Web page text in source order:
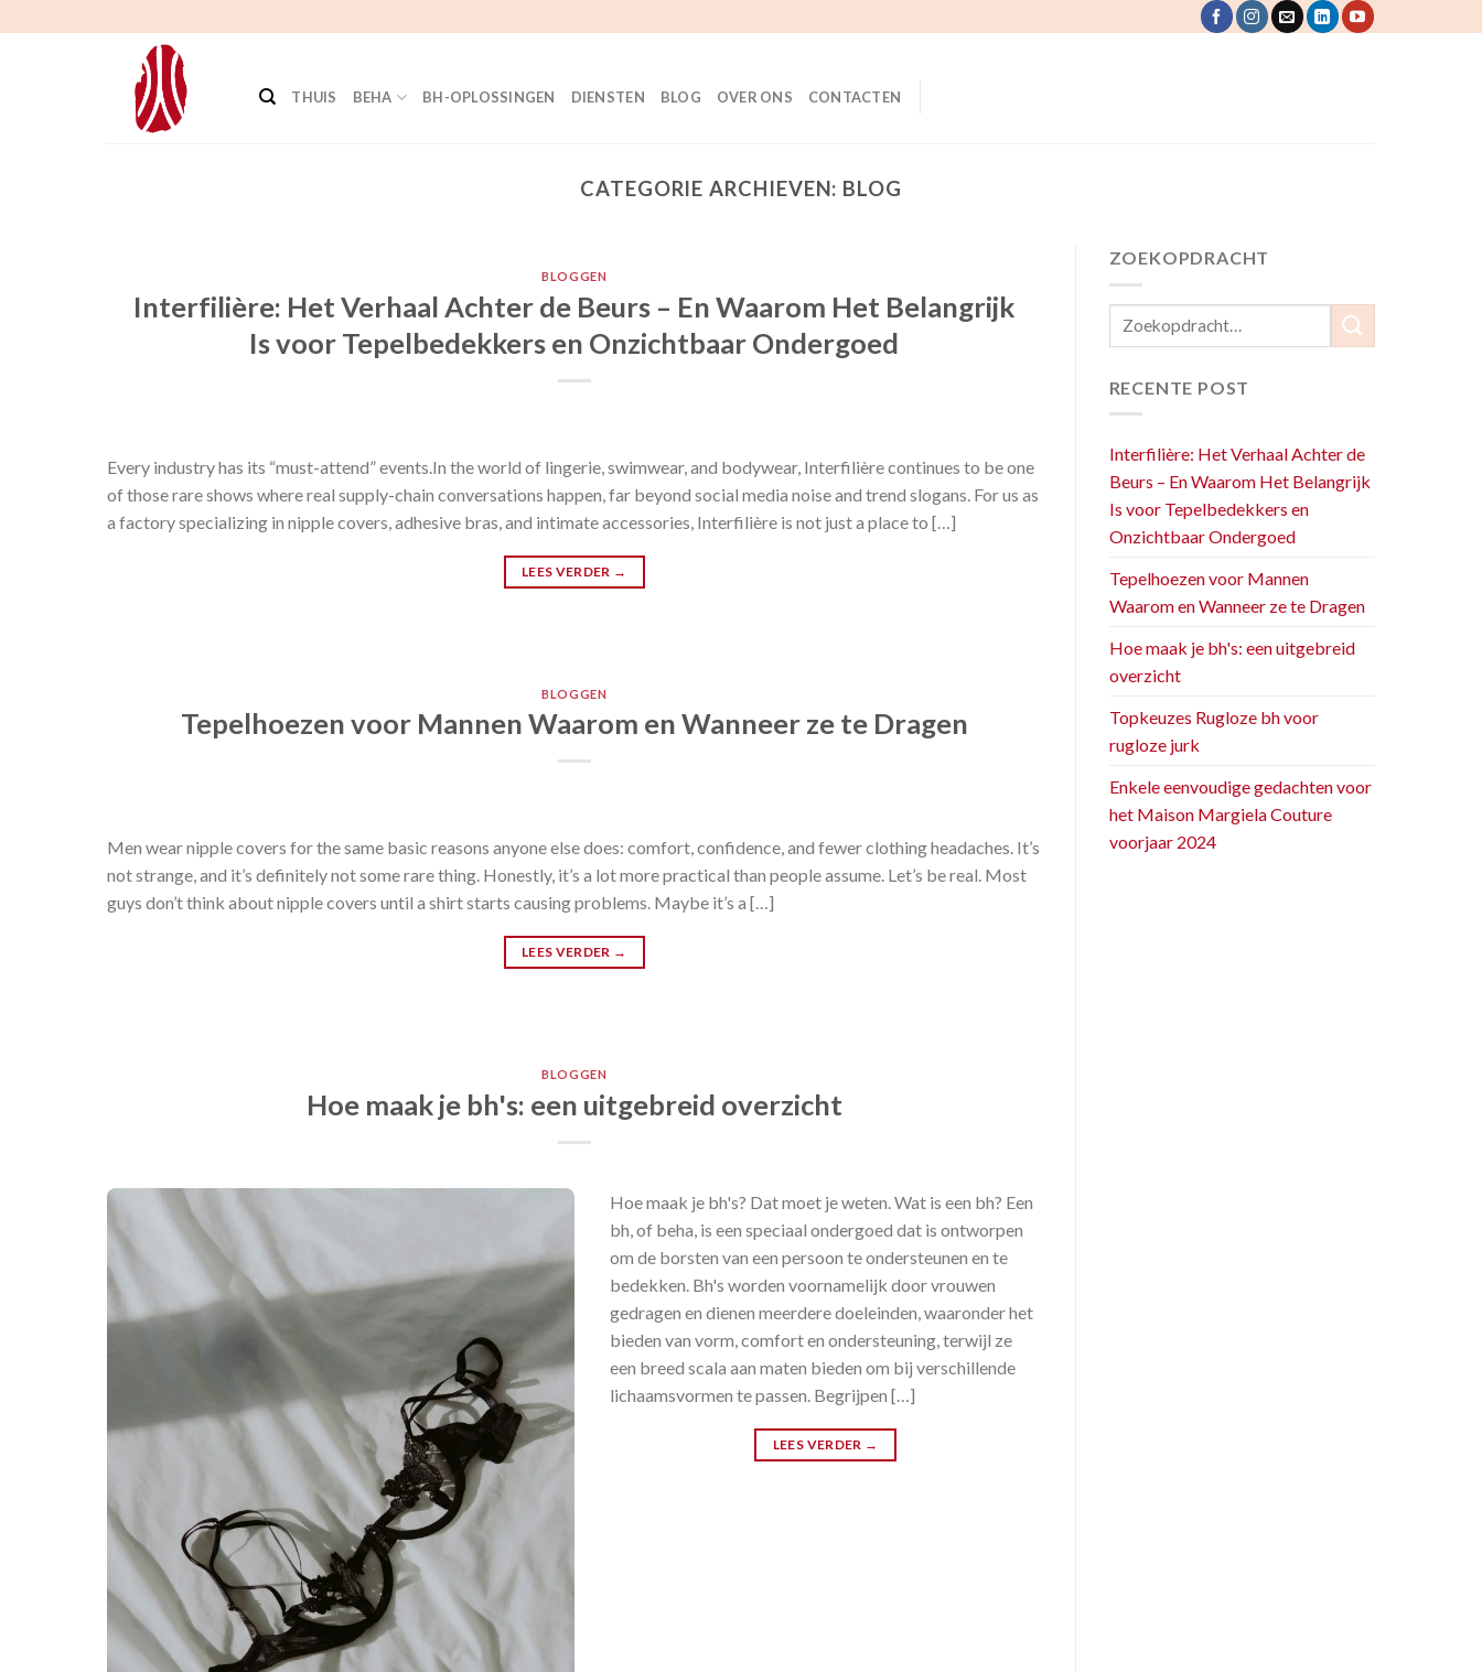
naar
THUIS BEHA BH-OPLOSSINGEN DIENSTEN BLOG OVER ONS CONTACTEN
CATEGORIE ARCHIEVEN: BLOG
BLOGGEN
Interfilière: Het Verhaal Achter de Beurs – En Waarom Het Belangrijk
Is voor Tepelbedekkers en Onzichtbaar Ondergoed
Every industry has its “must-attend” events.In the world of lingerie, swimwear, and bodywear, Interfilière continues to be one
of those rare shows where real supply-chain conversations happen, far beyond social media noise and trend slogans. For us as
a factory specializing in nipple covers, adhesive bras, and intimate accessories, Interfilière is not just a place to […]
LEES VERDER →
BLOGGEN
Tepelhoezen voor Mannen Waarom en Wanneer ze te Dragen
Men wear nipple covers for the same basic reasons anyone else does: comfort, confidence, and fewer clothing headaches. It’s
not strange, and it’s definitely not some rare thing. Honestly, it’s a lot more practical than people assume. Let’s be real. Most
guys don’t think about nipple covers until a shirt starts causing problems. Maybe it’s a […]
LEES VERDER →
BLOGGEN
Hoe maak je bh's: een uitgebreid overzicht
Hoe maak je bh's? Dat moet je weten. Wat is een bh? Een
bh, of beha, is een speciaal ondergoed dat is ontworpen
om de borsten van een persoon te ondersteunen en te
bedekken. Bh's worden voornamelijk door vrouwen
gedragen en dienen meerdere doeleinden, waaronder het
bieden van vorm, comfort en ondersteuning, terwijl ze
een breed scala aan maten bieden om bij verschillende
lichaamsvormen te passen. Begrijpen […]
LEES VERDER →
ZOEKOPDRACHT
RECENTE POST
Interfilière: Het Verhaal Achter de
Beurs – En Waarom Het Belangrijk
Is voor Tepelbedekkers en
Onzichtbaar Ondergoed
Tepelhoezen voor Mannen
Waarom en Wanneer ze te Dragen
Hoe maak je bh's: een uitgebreid
overzicht
Topkeuzes Rugloze bh voor
rugloze jurk
Enkele eenvoudige gedachten voor
het Maison Margiela Couture
voorjaar 2024